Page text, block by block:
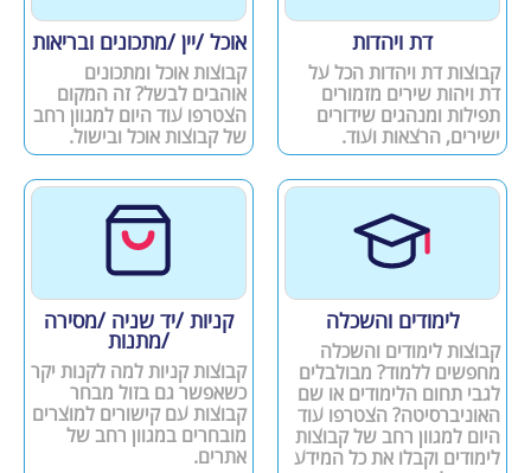
דת ויהדות
קבוצות דת ויהדות הכל על
דת ויהות שירים מזמורים
תפילות ומנהגים שידורים
ישירים, הרצאות ועוד.
אוכל /יין /מתכונים ובריאות
קבוצות אוכל ומתכונים
אוהבים לבשל? זה המקום
הצטרפו עוד היום למגוון רחב
של קבוצות אוכל ובישול.
לימודים והשכלה
קבוצות לימודים והשכלה
מחפשים ללמוד? מבולבלים
לגבי תחום הלימודים או שם
האוניברסיטה? הצטרפו עוד
היום למגוון רחב של קבוצות
לימודים וקבלו את כל המידע
קניות /יד שניה /מסירה
/מתנות
קבוצות קניות למה לקנות יקר
כשאפשר גם בזול מבחר
קבוצות עם קישורים למוצרים
מובחרים במגוון רחב של
אתרים.